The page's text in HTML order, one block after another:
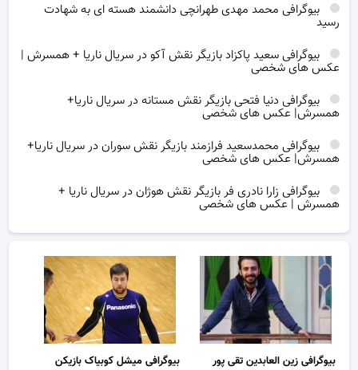
بیوگرافی محمد مهدی طهرانچی دانشمند هسته ای به شهادت
رسید
بیوگرافی سعید پاکزاد بازیگر نقش آکو در سریال ناریا + همسرش |
عکس های شخصی
بیوگرافی دنیا فتحی بازیگر نقش مستانه در سریال ناریا+
همسرش| عکس های شخصی
بیوگرافی محمدسعید فرازمند بازیگر نقش سوران در سریال ناریا+
همسرش| عکس های شخصی
بیوگرافی زارا نادری فر بازیگر نقش هوژان در سریال ناریا +
همسرش | عکس های شخصی
بیوگرافی زین العابدین تقی پور
بیوگرافی میشل کوبیاک بازیکن